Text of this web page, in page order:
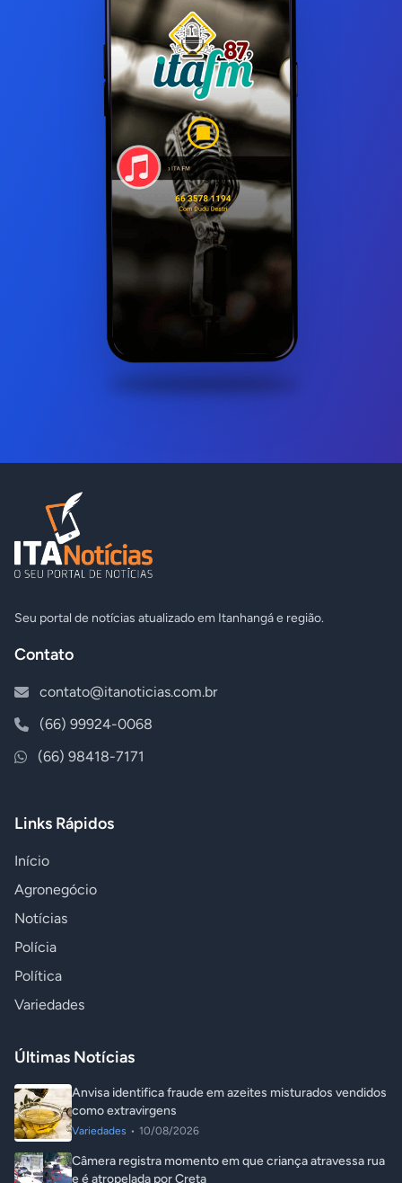
Seu portal de notícias atualizado em Itanhangá e região.
Contato
contato@itanoticias.com.br
(66) 99924-0068
(66) 98418-7171
Links Rápidos
Início
Agronegócio
Notícias
Polícia
Política
Variedades
Últimas Notícias
Anvisa identifica fraude em azeites misturados vendidos
como extravirgens
Variedades • 10/08/2026
Câmera registra momento em que criança atravessa rua
e é atropelada por Creta